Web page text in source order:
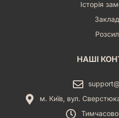
Історія
НАШІ
м. Київ, вул.